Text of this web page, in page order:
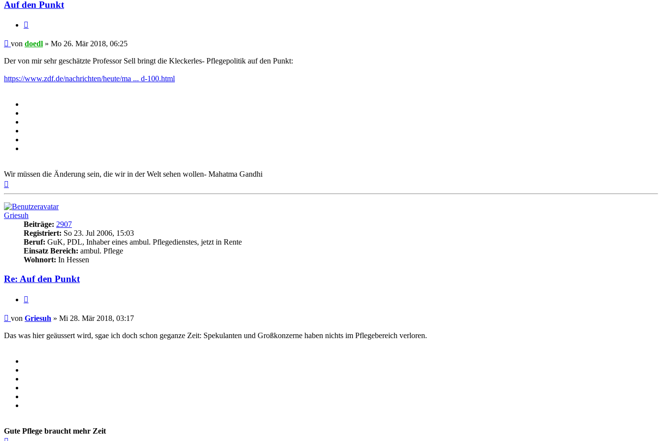
Auf den Punkt
Beitrag
von doedl » Mo 26. Mär 2018, 06:25
Der von mir sehr geschätzte Professor Sell bringt die Kleckerles- Pflegepolitik auf den Punkt:
https://www.zdf.de/nachrichten/heute/ma ... d-100.html
Wir müssen die Änderung sein, die wir in der Welt sehen wollen- Mahatma Gandhi
Griesuh
Beiträge: 2907
Registriert: So 23. Jul 2006, 15:03
Beruf: GuK, PDL, Inhaber eines ambul. Pflegedienstes, jetzt in Rente
Einsatz Bereich: ambul. Pflege
Wohnort: In Hessen
Re: Auf den Punkt
Beitrag
von Griesuh » Mi 28. Mär 2018, 03:17
Das was hier geäussert wird, sgae ich doch schon geganze Zeit: Spekulanten und Großkonzerne haben nichts im Pflegebereich verloren.
Gute Pflege braucht mehr Zeit